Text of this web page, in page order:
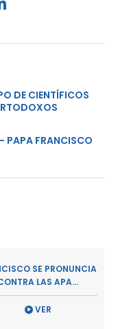
DE CIENTÍFICOS
PAPA FRANCISCO
SE PRONUNCIA
LAS APA...
VER